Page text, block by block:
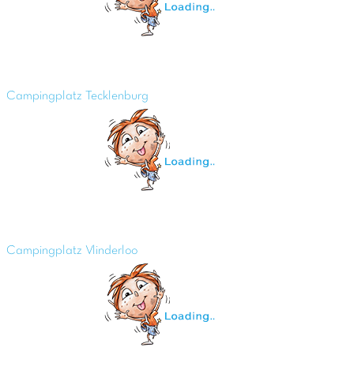
Campingplatz Tecklenburg
Campingplatz Vlinderloo